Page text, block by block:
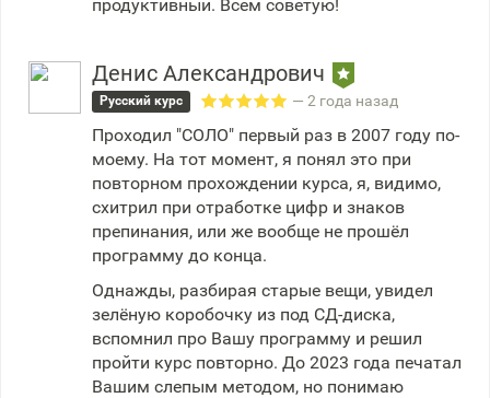
продуктивный. Всем советую!
Денис Александрович
Русский курс — 2 года назад
Проходил "СОЛО" первый раз в 2007 году по-
моему. На тот момент, я понял это при
повторном прохождении курса, я, видимо,
схитрил при отработке цифр и знаков
препинания, или же вообще не прошёл
программу до конца.
Однажды, разбирая старые вещи, увидел
зелёную коробочку из под СД-диска,
вспомнил про Вашу программу и решил
пройти курс повторно. До 2023 года печатал
Вашим слепым методом, но понимаю